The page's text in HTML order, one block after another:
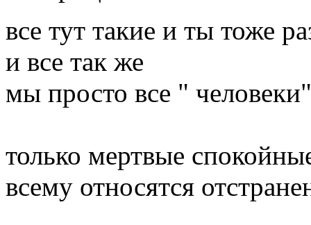
все тут такие и ты тоже
и все так же
мы просто все "
только мертвые
всему относятся